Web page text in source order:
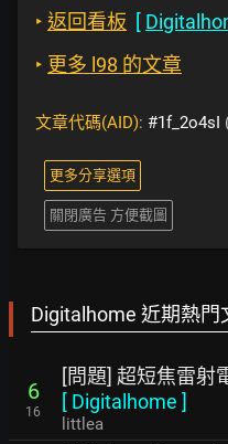
‣ 返回看板 [
‣ 更多 l98 的文章
文章代碼(AID): #1f_2o4sI
更多分享選項
關閉廣告 方便截圖
Digitalhome 近期熱門
6
16
[問題] 超短焦雷射
[ Digitalhome ]
littlea